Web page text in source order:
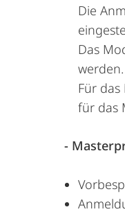
Die
Das
Für
für das
-